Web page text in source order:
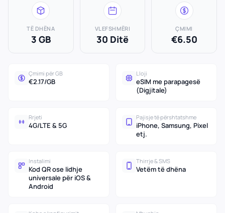
TË DHËNA
3 GB
VLEFSHMËRI
30 Ditë
ÇMIMI
€6.50
Çmimi për GB
€2.17/GB
Lloji
eSIM me parapagesë
(Digjitale)
Rrjeti
4G/LTE & 5G
Pajisje të përshtatshme
iPhone, Samsung, Pixel
etj.
Instalimi
Kod QR ose lidhje
universale për iOS &
Android
Thirrje & SMS
Vetëm të dhëna